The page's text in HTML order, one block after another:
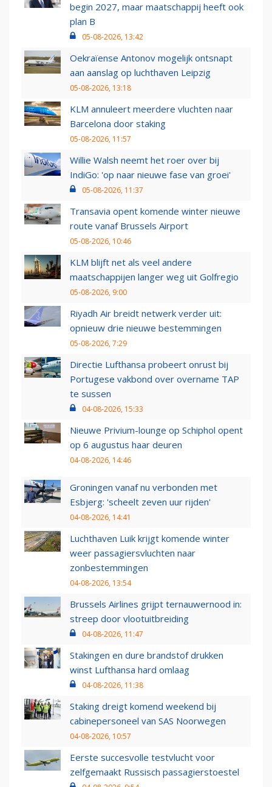
begin 2027, maar maatschappij heeft ook
plan B
05-08-2026, 13:42
Oekraïense Antonov mogelijk ontsnapt
aan aanslag op luchthaven Leipzig
05-08-2026, 13:18
KLM annuleert meerdere vluchten naar
Barcelona door staking
05-08-2026, 11:57
Willie Walsh neemt het roer over bij
IndiGo: 'op naar nieuwe fase van groei'
05-08-2026, 11:37
Transavia opent komende winter nieuwe
route vanaf Brussels Airport
05-08-2026, 10:46
KLM blijft net als veel andere
maatschappijen langer weg uit Golfregio
05-08-2026, 9:00
Riyadh Air breidt netwerk verder uit:
opnieuw drie nieuwe bestemmingen
05-08-2026, 7:29
Directie Lufthansa probeert onrust bij
Portugese vakbond over overname TAP
te sussen
04-08-2026, 15:33
Nieuwe Privium-lounge op Schiphol opent
op 6 augustus haar deuren
04-08-2026, 14:46
Groningen vanaf nu verbonden met
Esbjerg: 'scheelt zeven uur rijden'
04-08-2026, 14:41
Luchthaven Luik krijgt komende winter
weer passagiersvluchten naar
zonbestemmingen
04-08-2026, 13:54
Brussels Airlines grijpt ternauwernood in:
streep door vlootuitbreiding
04-08-2026, 11:47
Stakingen en dure brandstof drukken
winst Lufthansa hard omlaag
04-08-2026, 11:38
Staking dreigt komend weekend bij
cabinepersoneel van SAS Noorwegen
04-08-2026, 10:57
Eerste succesvolle testvlucht voor
zelfgemaakt Russisch passagierstoestel